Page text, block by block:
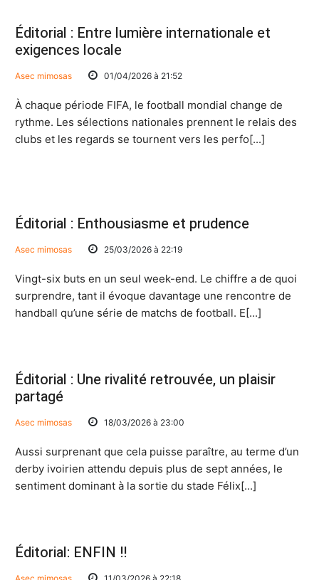
Éditorial : Entre lumière internationale et
exigences locale
Asec mimosas 01/04/2026 à 21:52
À chaque période FIFA, le football mondial change de
rythme. Les sélections nationales prennent le relais des
clubs et les regards se tournent vers les perfo[...]
Éditorial : Enthousiasme et prudence
Asec mimosas 25/03/2026 à 22:19
Vingt-six buts en un seul week-end. Le chiffre a de quoi
surprendre, tant il évoque davantage une rencontre de
handball qu’une série de matchs de football. E[...]
Éditorial : Une rivalité retrouvée, un plaisir
partagé
Asec mimosas 18/03/2026 à 23:00
Aussi surprenant que cela puisse paraître, au terme d’un
derby ivoirien attendu depuis plus de sept années, le
sentiment dominant à la sortie du stade Félix[...]
Éditorial: ENFIN !!